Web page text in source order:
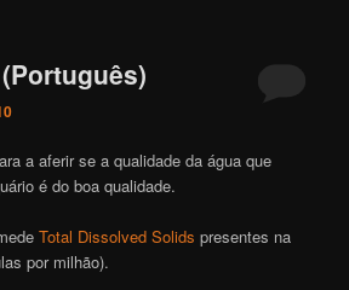
a aferir se a qualidade da água que
é do boa qualidade.
Total Dissolved Solids presentes na
por milhão).